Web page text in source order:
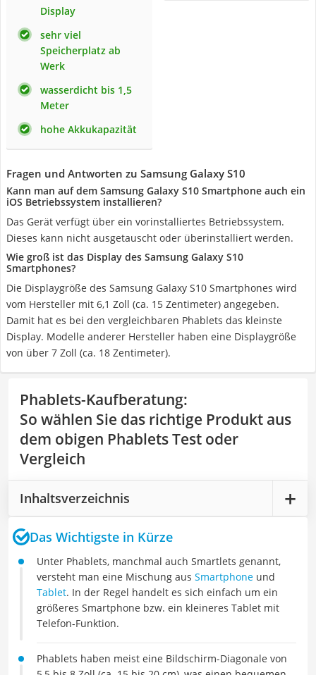
Display
sehr viel
Speicherplatz ab
Werk
wasserdicht bis 1,5
Meter
hohe Akkukapazität
Fragen und Antworten zu Samsung Galaxy S10
Kann man auf dem Samsung Galaxy S10 Smartphone auch ein
iOS Betriebssystem installieren?
Das Gerät verfügt über ein vorinstalliertes Betriebssystem.
Dieses kann nicht ausgetauscht oder überinstalliert werden.
Wie groß ist das Display des Samsung Galaxy S10
Smartphones?
Die Displaygröße des Samsung Galaxy S10 Smartphones wird
vom Hersteller mit 6,1 Zoll (ca. 15 Zentimeter) angegeben.
Damit hat es bei den vergleichbaren Phablets das kleinste
Display. Modelle anderer Hersteller haben eine Displaygröße
von über 7 Zoll (ca. 18 Zentimeter).
Phablets-Kaufberatung:
So wählen Sie das richtige Produkt aus
dem obigen Phablets Test oder
Vergleich
Inhaltsverzeichnis
Das Wichtigste in Kürze
Unter Phablets, manchmal auch Smartlets genannt,
versteht man eine Mischung aus Smartphone und
Tablet. In der Regel handelt es sich einfach um ein
größeres Smartphone bzw. ein kleineres Tablet mit
Telefon-Funktion.
Phablets haben meist eine Bildschirm-Diagonale von